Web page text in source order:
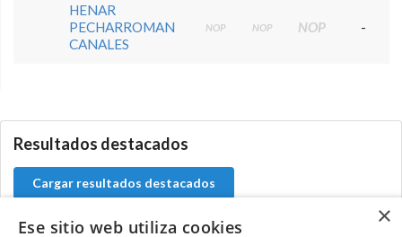
HENAR
PECHARROMAN
CANALES
NOP NOP NOP -
Resultados destacados
Cargar resultados destacados
×
Ese sitio web utiliza cookies